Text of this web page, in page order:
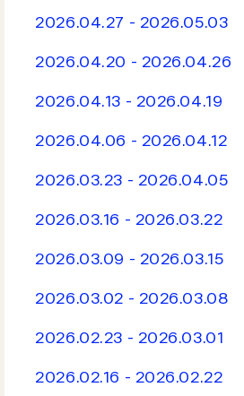
2026.04.27 - 2026.05.03
2026.04.20 - 2026.04.26
2026.04.13 - 2026.04.19
2026.04.06 - 2026.04.12
2026.03.23 - 2026.04.05
2026.03.16 - 2026.03.22
2026.03.09 - 2026.03.15
2026.03.02 - 2026.03.08
2026.02.23 - 2026.03.01
2026.02.16 - 2026.02.22